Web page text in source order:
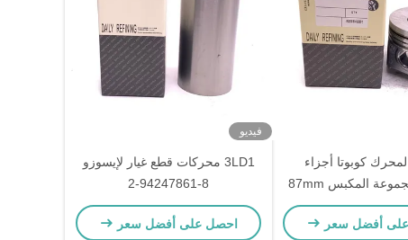
V2403 لمحرك كوبوتا أجزاء
احتياطية مجموعة المكبس 87mm
1G924-
أفضل سعر
فيديو
3LD1 محركات قطع غيار لإيسوزو
8-94247861-2
احصل على أفضل سعر